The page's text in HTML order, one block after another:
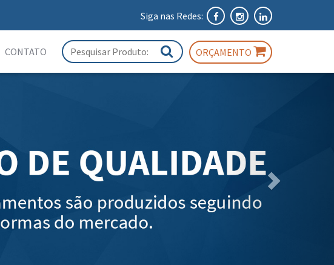
Siga nas Redes:
CONTATO ORÇAMENTO